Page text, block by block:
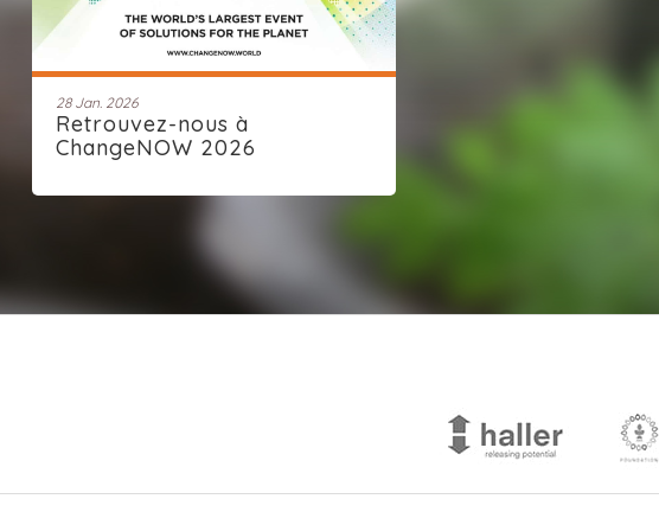
28 Jan. 2026
Retrouvez-nous à
ChangeNOW 2026